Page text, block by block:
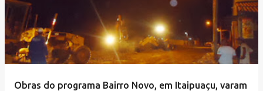
Obras do programa Bairro Novo, em Itaipuaçu, varam